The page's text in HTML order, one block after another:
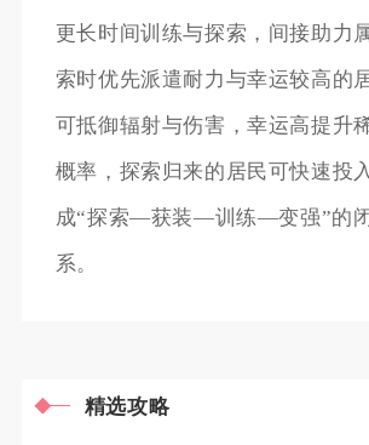
更长时间训练与探索，间接助力
索时优先派遣耐力与幸运较高的
可抵御辐射与伤害，幸运高提升
概率，探索归来的居民可快速投
成“探索—获装—训练—变强”的
系。
精选攻略